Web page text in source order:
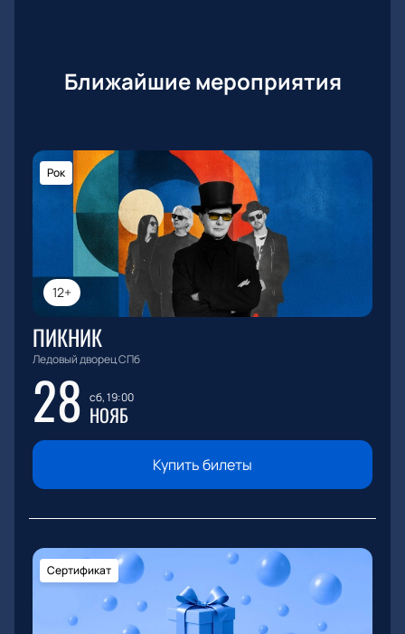
Ближайшие мероприятия
12+
Рок
ПИКНИК
Ледовый дворец СПб
28 сб, 19:00
НОЯБ
Купить билеты
Сертификат